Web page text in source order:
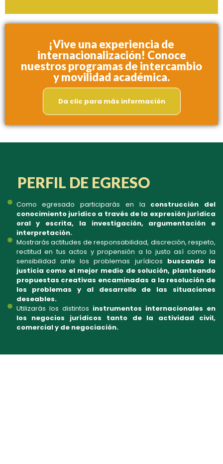
¡Vive una experiencia de
internacionalización! Conoce
nuestros programas de intercambio
y movilidad académica.
Da clic para más información
PERFIL DE EGRESO
Como egresado participarás en la construcción del
conocimiento jurídico a través de la expresión jurídica
oral y escrita, la investigación, argumentación e
interpretación.
Mostrarás actitudes de responsabilidad, discreción, respeto,
rectitud en tus actos y propensión a lo justo así como la
sensibilidad ante los problemas jurídicos buscando la
justicia como el mejor medio de solución, planteando
propuestas creativas encaminadas a la resolución de
los problemas y al desarrollo de las situaciones
deseables.
Utilizarás los distintos instrumentos internacionales en
los negocios jurídicos tanto de la actividad civil,
comercial y de negociación.